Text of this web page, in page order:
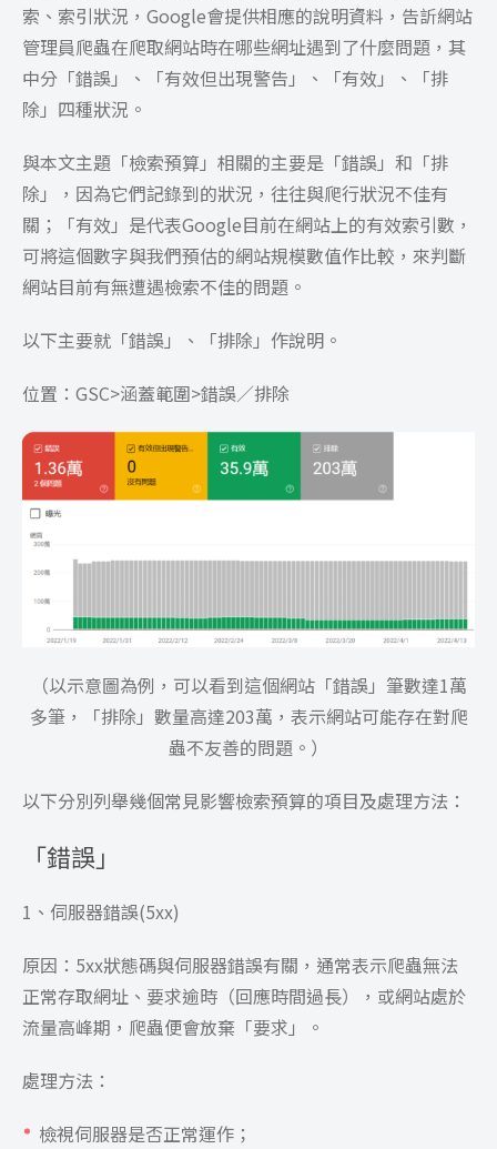
索、索引狀況，Google會提供相應的說明資料，告訢網站
管理員爬蟲在爬取網站時在哪些網址遇到了什麼問題，其
中分「錯誤」、「有效但出現警告」、「有效」、「排
除」四種狀況。
與本文主題「檢索預算」相關的主要是「錯誤」和「排
除」，因為它們記錄到的狀況，往往與爬行狀況不佳有
關；「有效」是代表Google目前在網站上的有效索引數，
可將這個數字與我們預估的網站規模數值作比較，來判斷
網站目前有無遭遇檢索不佳的問題。
以下主要就「錯誤」、「排除」作說明。
位置：GSC>涵蓋範圍>錯誤／排除
（以示意圖為例，可以看到這個網站「錯誤」筆數達1萬
多筆，「排除」數量高達203萬，表示網站可能存在對爬
蟲不友善的問題。）
以下分別列舉幾個常見影響檢索預算的項目及處理方法：
「錯誤」
1、伺服器錯誤(5xx)
原因：5xx狀態碼與伺服器錯誤有關，通常表示爬蟲無法
正常存取網址、要求逾時（回應時間過長），或網站處於
流量高峰期，爬蟲便會放棄「要求」。
處理方法：
檢視伺服器是否正常運作；